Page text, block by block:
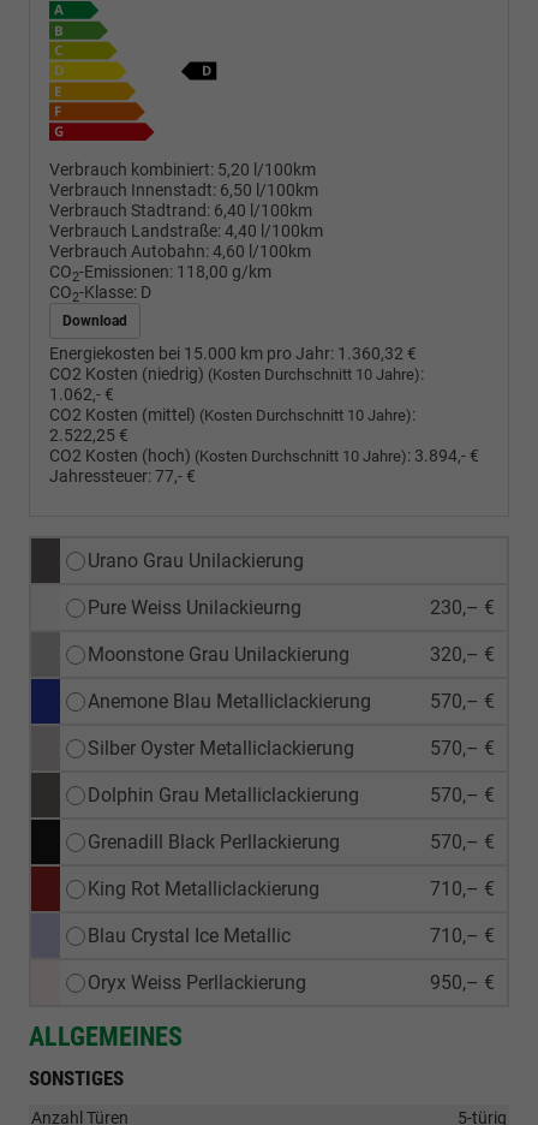
Verbrauch kombiniert: 5,20 l/100km
Verbrauch Innenstadt: 6,50 l/100km
Verbrauch Stadtrand: 6,40 l/100km
Verbrauch Landstraße:4,40 l/100km
Verbrauch Autobahn:4,60 l/100km
CO2-Emissionen: 118,00 g/km
CO2-Klasse: D
Download
Energiekosten bei 15.000 km pro Jahr: 1.360,32 €
CO2 Kosten (niedrig) (Kosten Durchschnitt 10 Jahre):
1.062,- €
CO2 Kosten (mittel) (Kosten Durchschnitt 10 Jahre):
2.522,25 €
CO2 Kosten (hoch) (Kosten Durchschnitt 10 Jahre): 3.894,- €
Jahressteuer:77,- €
Urano Grau Unilackierung
Pure Weiss Unilackieurng 230,– €
Moonstone Grau Unilackierung 320,– €
Anemone Blau Metalliclackierung 570,– €
Silber Oyster Metalliclackierung 570,– €
Dolphin Grau Metalliclackierung 570,– €
Grenadill Black Perllackierung 570,– €
King Rot Metalliclackierung 710,– €
Blau Crystal Ice Metallic 710,– €
Oryx Weiss Perllackierung 950,– €
ALLGEMEINES
SONSTIGES
Anzahl Türen 5-türig